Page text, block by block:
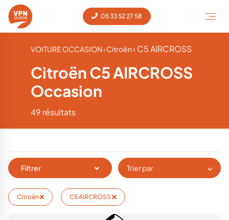
05 33 52 27 58
VOITURE OCCASION‹ Citroën‹ C5 AIRCROSS
Citroën C5 AIRCROSS
Occasion
49 résultats
Filtrer Trier par
Citroën C5 AIRCROSS